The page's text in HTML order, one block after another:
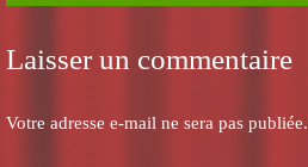
Laisser un commentaire
Votre adresse e-mail ne sera pas publiée.